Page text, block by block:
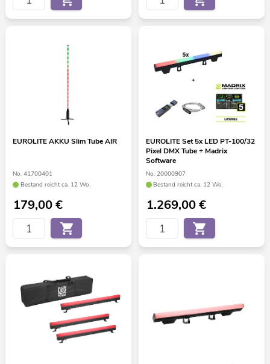
EUROLITE AKKU Slim Tube AIR
No. 41700401
Bestand reicht ca. 12 Wo.
179,00€
EUROLITE Set 5x LED PT-100/32
Pixel DMX Tube + Madrix
Software
No. 20000907
Bestand reicht ca. 12 Wo.
1.269,00€